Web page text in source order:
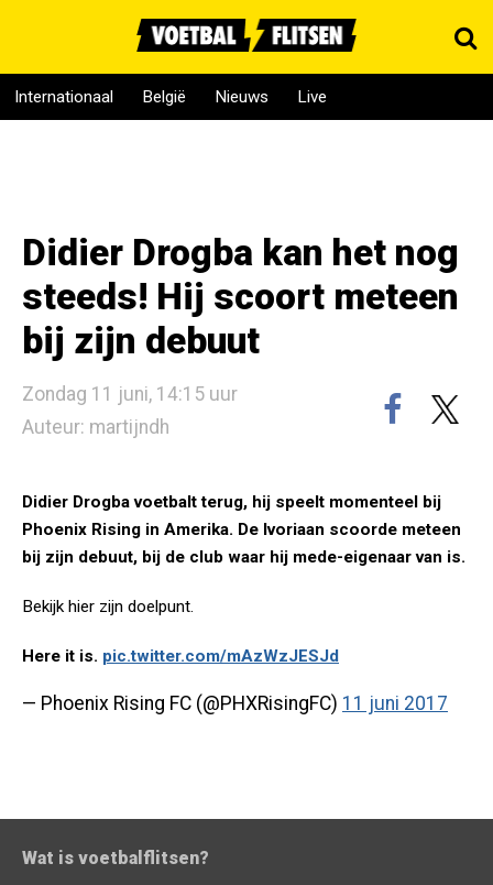
Internationaal België Nieuws Live
Didier Drogba kan het nog
steeds! Hij scoort meteen
bij zijn debuut
Zondag 11 juni, 14:15 uur
Auteur: martijndh
Didier Drogba voetbalt terug, hij speelt momenteel bij
Phoenix Rising in Amerika. De Ivoriaan scoorde meteen
bij zijn debuut, bij de club waar hij mede-eigenaar van is.
Bekijk hier zijn doelpunt.
Here it is. pic.twitter.com/mAzWzJESJd
— Phoenix Rising FC (@PHXRisingFC) 11 juni 2017
Wat is voetbalflitsen?